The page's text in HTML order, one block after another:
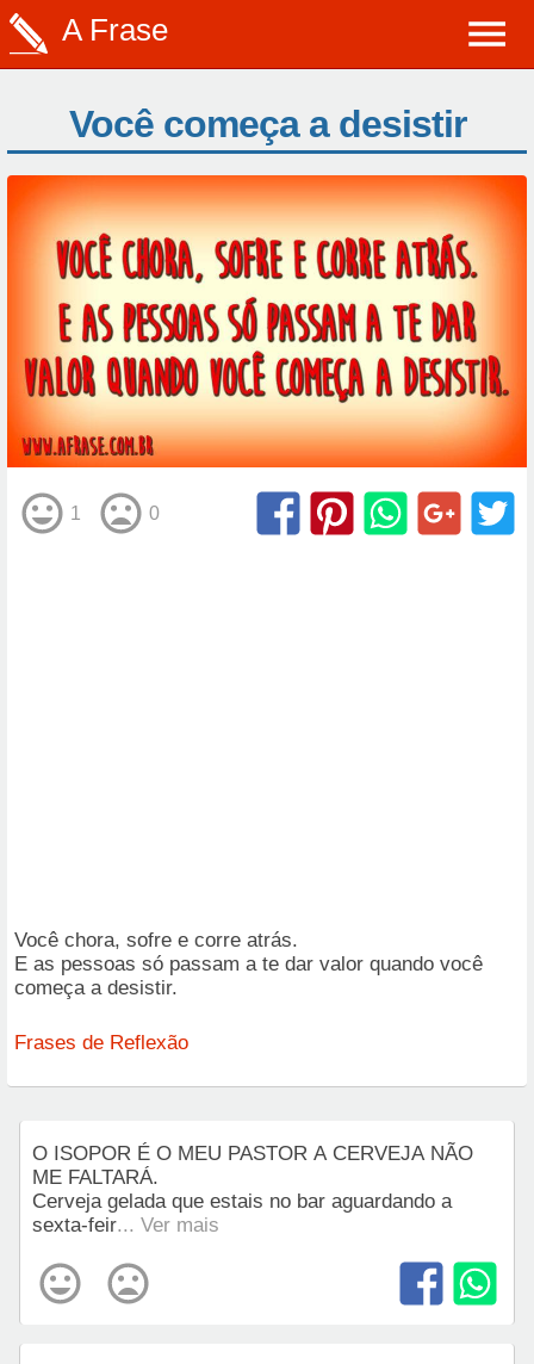
A Frase
Você começa a desistir
1 0
Você chora, sofre e corre atrás.
E as pessoas só passam a te dar valor quando você
começa a desistir.
Frases de Reflexão
O ISOPOR É O MEU PASTOR A CERVEJA NÃO
ME FALTARÁ.
Cerveja gelada que estais no bar aguardando a
sexta-feir... Ver mais